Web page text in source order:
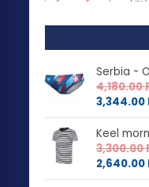
Serbia -
4,180.00
3,344.00
Keel
3,300.00
2,640.00